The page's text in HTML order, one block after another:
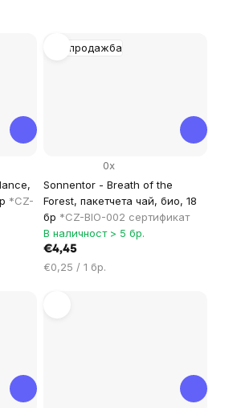
*CZ-
Разпродажба
Sonnentor - Breath of the
Forest, пакетчета чай, био, 18
бр *CZ-BIO-002 сертификат
0x
В наличност > 5 бр.
€4,45
Цена
€0,25 / 1 бр.